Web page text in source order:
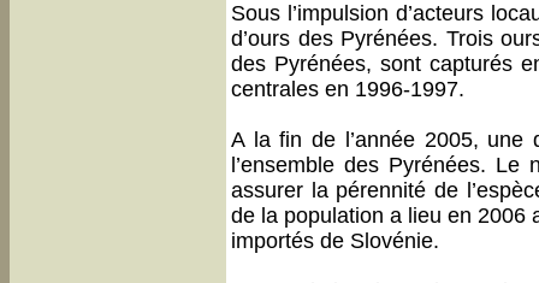
Sous l’impulsion d’acteurs
d’ours des Pyrénées. Trois
des Pyrénées, sont capturés
centrales en 1996-1997.
A la fin de l’année 2005, une
l’ensemble des Pyrénées.
assurer la pérennité de
de la population a lieu en 2006
importés de Slovénie.